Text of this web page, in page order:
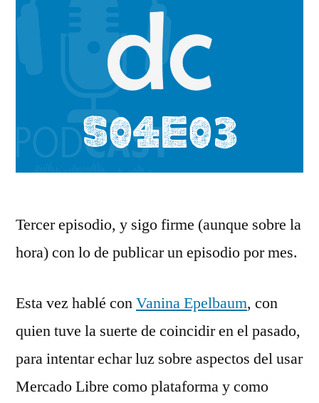
Tercer episodio, y sigo firme (aunque sobre la
hora) con lo de publicar un episodio por mes.
Esta vez hablé con⁠Vanina Epelbaum⁠, con
quien tuve la suerte de coincidir en el pasado,
para intentar echar luz sobre aspectos del usar
Mercado Libre como plataforma y como